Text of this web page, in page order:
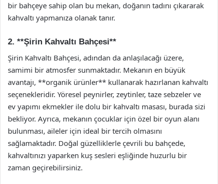
bir bahçeye sahip olan bu mekan, doğanın tadını çıkararak
kahvaltı yapmanıza olanak tanır.
2. **Şirin Kahvaltı Bahçesi**
Şirin Kahvaltı Bahçesi, adından da anlaşılacağı üzere,
samimi bir atmosfer sunmaktadır. Mekanın en büyük
avantajı, **organik ürünler** kullanarak hazırlanan kahvaltı
seçenekleridir. Yöresel peynirler, zeytinler, taze sebzeler ve
ev yapımı ekmekler ile dolu bir kahvaltı masası, burada sizi
bekliyor. Ayrıca, mekanın çocuklar için özel bir oyun alanı
bulunması, aileler için ideal bir tercih olmasını
sağlamaktadır. Doğal güzelliklerle çevrili bu bahçede,
kahvaltınızı yaparken kuş sesleri eşliğinde huzurlu bir
zaman geçirebilirsiniz.